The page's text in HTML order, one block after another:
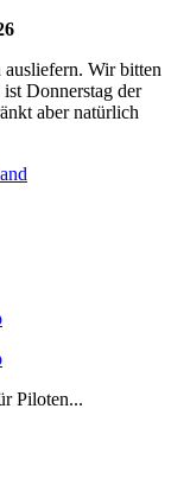
Wir bitten
Donnerstag der
aber natürlich
Piloten...